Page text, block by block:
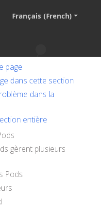
Français (French)
page
dans cette section
dans la
entière
gèrent plusieurs
Pods